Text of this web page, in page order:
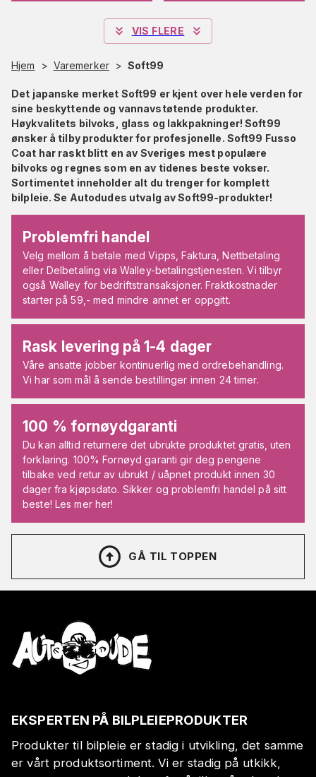
VIS FLERE
Hjem > Varemerker > Soft99
Det japanske merket Soft99 er kjent over hele verden for
sine beskyttende og vannavstøtende produkter.
Høykvalitets bilvoks, glass og lakkpakninger! Soft99
ønsker å tilby produkter for profesjonelle. Soft99 Fusso
Coat har raskt blitt en av Sveriges mest populære
bilvoks og regnes som en av tidenes beste vokser.
Sortimentet inneholder alt du trenger for komplett
bilpleie. Se Autodudes utvalg av Soft99-produkter!
Problemfri handel
Velg mellom å betale med Vipps, Faktura, Nettbetaling
eller Delbetaling via Walley-betalingstjenesten. Vi tilbyr
også Walley for bedriftstransaksjoner. Fraktkostnader
starter på 59,- med mindre annet er oppgitt.
Rask levering på 1-4 dager
Våre ansatte jobber kontinuerlig med ordrebehandling.
Vi har som mål å sende bestillinger innen 24 timer.
100 % fornøydgaranti
Du kan alltid returnere det ubrukte produktet gratis, uten
forklaring. 100% Fornøyd garanti gir deg pengene
tilbake ved retur av ubrukt / uåpnet produkt innen 30
dager fra kjøpsdato. Sikker og problemfri handel på sitt
beste! Les mer her!
GÅ TIL TOPPEN
EKSPERTEN PÅ BILPLEIEPRODUKTER
Produkter til bilpleie er stadig i utvikling, det samme
er vårt produktsortiment. Vi er stadig på utkikk,